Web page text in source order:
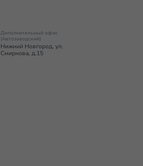
Дополнительный офис
(Автозаводский)
Нижний Новгород, ул.
Смирнова, д.15